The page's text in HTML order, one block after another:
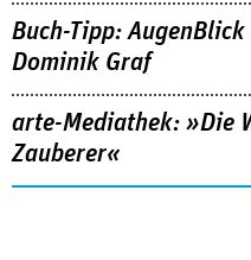
Buch-Tipp:
Dominik Graf
arte-Mediathek: »Die
Zauberer«